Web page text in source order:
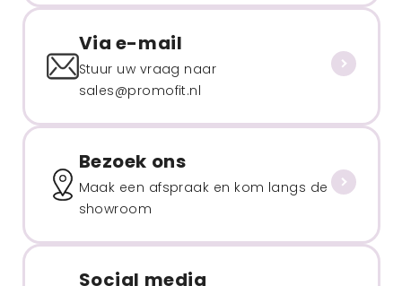
Via e-mail
Stuur uw vraag naar
sales@promofit.nl
Bezoek ons
Maak een afspraak en kom langs de
showroom
Social media